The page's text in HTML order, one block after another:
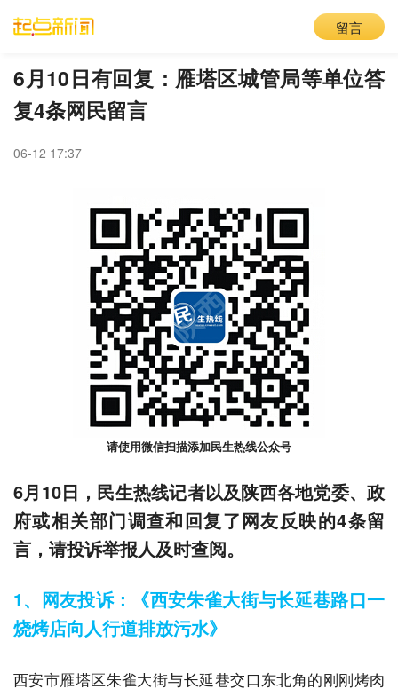
留言
6月10日有回复：雁塔区城管局等单位答
复4条网民留言
06-12 17:37
请使用微信扫描添加民生热线公众号
6月10日，民生热线记者以及陕西各地党委、政
府或相关部门调查和回复了网友反映的4条留
言，请投诉举报人及时查阅。
1、网友投诉：《西安朱雀大街与长延巷路口一
烧烤店向人行道排放污水》
西安市雁塔区朱雀大街与长延巷交口东北角的刚刚烤肉